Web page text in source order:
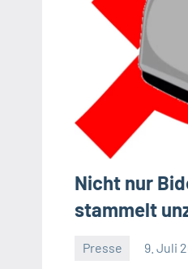
Nicht nur
stammelt
Presse 9. Juli